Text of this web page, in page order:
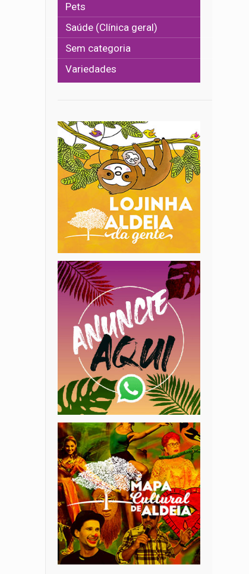
Pets
Saúde (Clínica geral)
Sem categoria
Variedades